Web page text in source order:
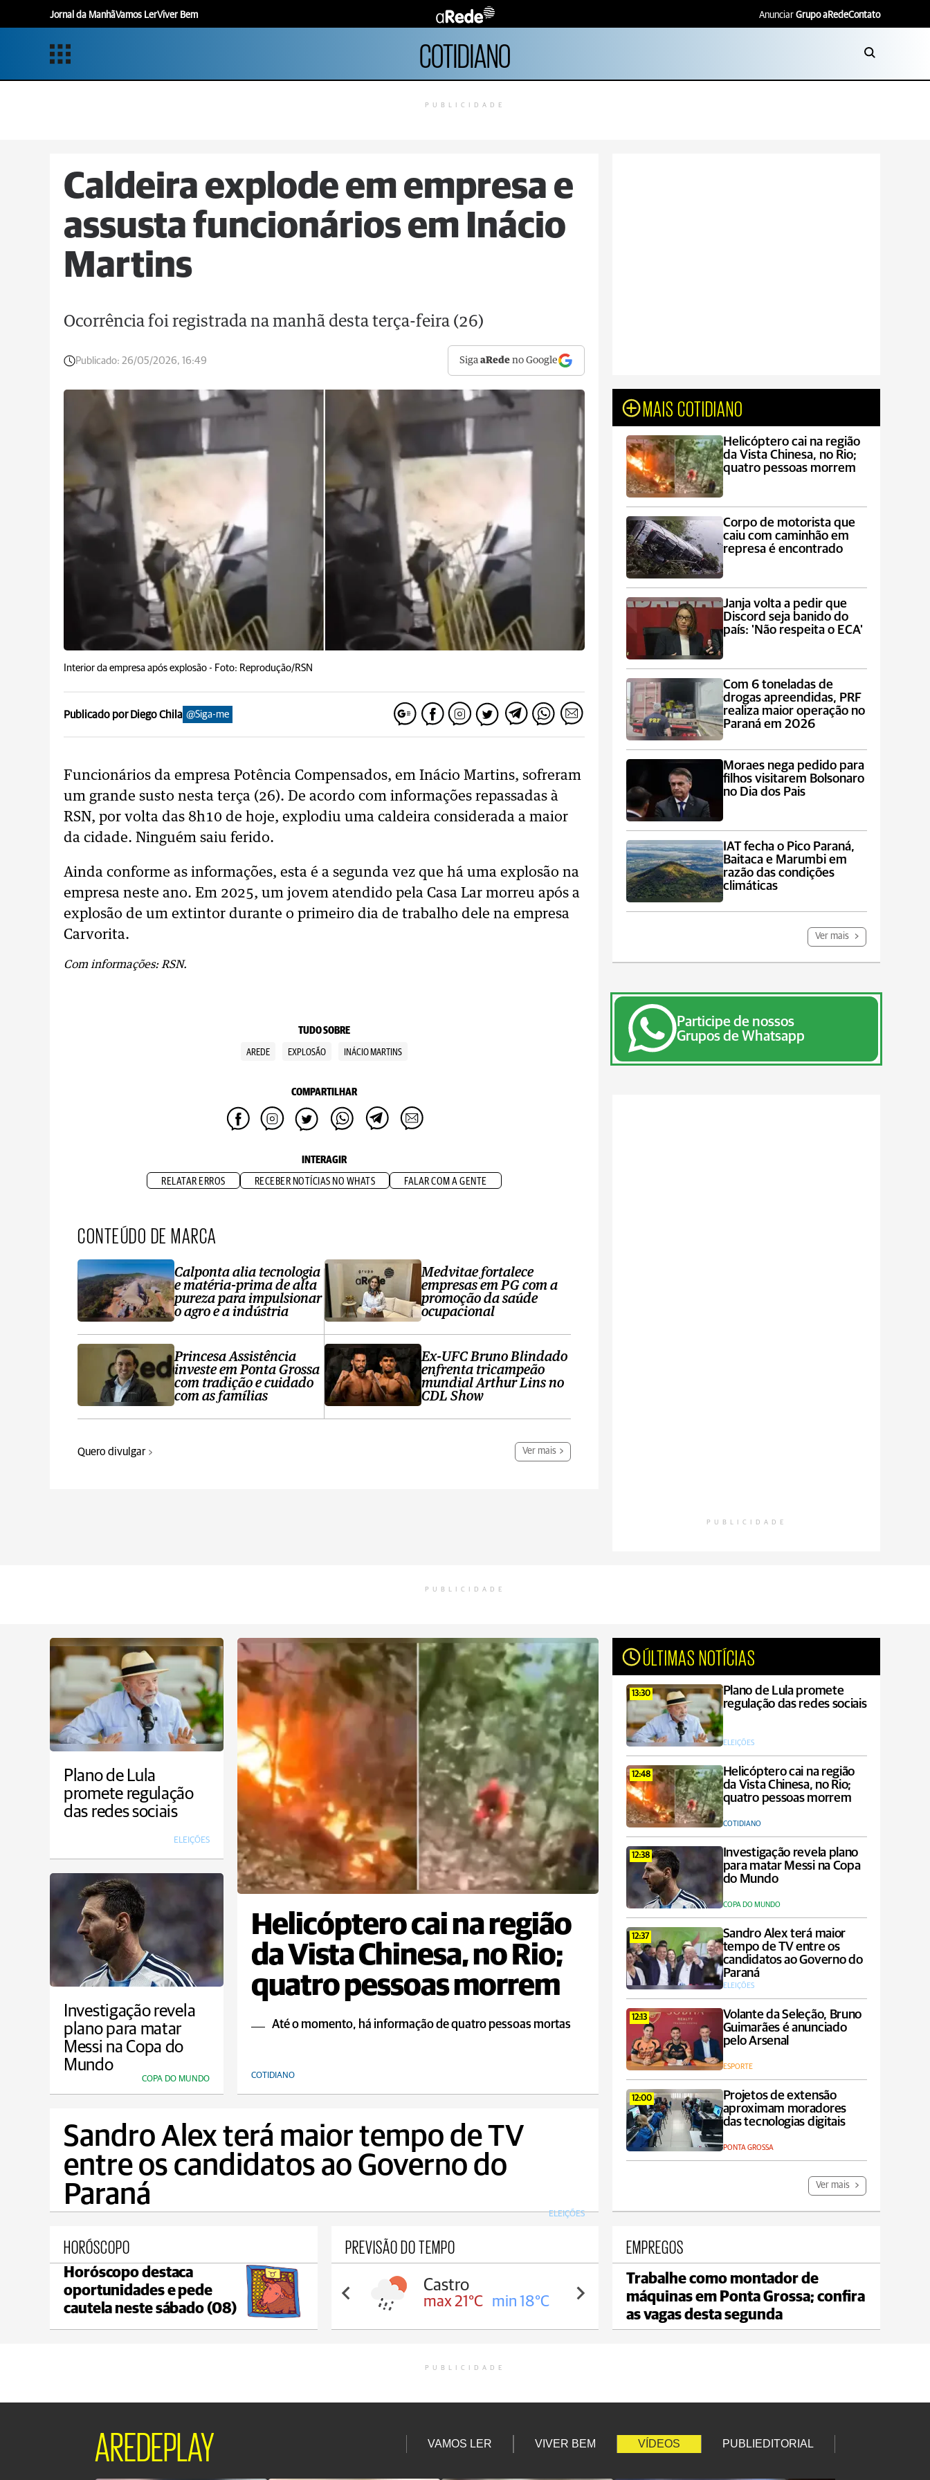
Jornal da ManhãVamos LerViver Bem Anunciar Grupo aRedeContato
COTIDIANO
PUBLICIDADE
Caldeira explode em empresa e
assusta funcionários em Inácio
Martins
Ocorrência foi registrada na manhã desta terça-feira (26)
Publicado: 26/05/2026, 16:49 SigaaRede no Google
Interior da empresa após explosão - Foto: Reprodução/RSN
Publicado por Diego Chila @Siga-me
Funcionários da empresa Potência Compensados, em Inácio Martins, sofreram
um grande susto nesta terça (26). De acordo com informações repassadas à
RSN, por volta das 8h10 de hoje, explodiu uma caldeira considerada a maior
da cidade. Ninguém saiu ferido.
Ainda conforme as informações, esta é a segunda vez que há uma explosão na
empresa neste ano. Em 2025, um jovem atendido pela Casa Lar morreu após a
explosão de um extintor durante o primeiro dia de trabalho dele na empresa
Carvorita.
Com informações: RSN.
TUDO SOBRE
AREDE EXPLOSÃO INÁCIO MARTINS
COMPARTILHAR
INTERAGIR
RELATAR ERROS RECEBER NOTÍCIAS NO WHATS FALAR COM A GENTE
CONTEÚDO DE MARCA
Calponta alia tecnologia
e matéria-prima de alta
pureza para impulsionar
o agro e a indústria
Princesa Assistência
investe em Ponta Grossa
com tradição e cuidado
com as famílias
Medvitae fortalece
empresas em PG com a
promoção da saúde
ocupacional
Ex-UFC Bruno Blindado
enfrenta tricampeão
mundial Arthur Lins no
CDL Show
Quero divulgar Ver mais
MAIS COTIDIANO
Helicóptero cai na região
da Vista Chinesa, no Rio;
quatro pessoas morrem
Corpo de motorista que
caiu com caminhão em
represa é encontrado
Janja volta a pedir que
Discord seja banido do
país: 'Não respeita o ECA'
Com 6 toneladas de
drogas apreendidas, PRF
realiza maior operação no
Paraná em 2026
Moraes nega pedido para
filhos visitarem Bolsonaro
no Dia dos Pais
IAT fecha o Pico Paraná,
Baitaca e Marumbi em
razão das condições
climáticas
Ver mais
Participe de nossos
Grupos de Whatsapp
PUBLICIDADE
PUBLICIDADE
Plano de Lula
promete regulação
das redes sociais
ELEIÇÕES
Helicóptero cai na região
da Vista Chinesa, no Rio;
quatro pessoas morrem
Até o momento, há informação de quatro pessoas mortas
COTIDIANO
ÚLTIMAS NOTÍCIAS
13:30
Plano de Lula promete
regulação das redes sociais
ELEIÇÕES
12:48
Helicóptero cai na região
da Vista Chinesa, no Rio;
quatro pessoas morrem
COTIDIANO
12:38
Investigação revela plano
para matar Messi na Copa
do Mundo
COPA DO MUNDO
12:37
Sandro Alex terá maior
tempo de TV entre os
candidatos ao Governo do
Paraná
ELEIÇÕES
12:13
Volante da Seleção, Bruno
Guimarães é anunciado
pelo Arsenal
ESPORTE
12:00
Projetos de extensão
aproximam moradores
das tecnologias digitais
PONTA GROSSA
Ver mais
Investigação revela
plano para matar
Messi na Copa do
Mundo
COPA DO MUNDO
Sandro Alex terá maior tempo de TV
entre os candidatos ao Governo do
Paraná
ELEIÇÕES
HORÓSCOPO
Horóscopo destaca
oportunidades e pede
cautela neste sábado (08)
PREVISÃO DO TEMPO
Castro
max 21°C min 18°C
Carambeí
max 20°C min 18°C
Jaguariaíva
max 20°C min 18°C
EMPREGOS
Trabalhe como montador de
máquinas em Ponta Grossa; confira
as vagas desta segunda
PUBLICIDADE
AREDEPLAY VAMOS LER VIVER BEM VÍDEOS PUBLIEDITORIAL